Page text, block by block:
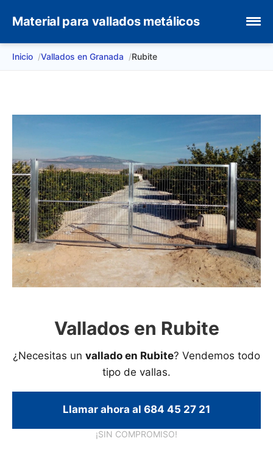
Material para vallados metálicos
Inicio Vallados en Granada Rubite
Vallados en Rubite
¿Necesitas un vallado en Rubite? Vendemos todo
tipo de vallas.
Llamar ahora al 684 45 27 21
¡SIN COMPROMISO!